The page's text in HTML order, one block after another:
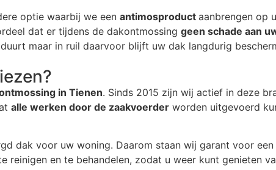
optie waarbij we een antimosproduct aanbrengen op
dat er tijdens de dakontmossing geen schade aan
maar in ruil daarvoor blijft uw dak langdurig
in Tienen. Sinds 2015 zijn wij actief in deze
alle werken door de zaakvoerder worden uitgevoerd
dak voor uw woning. Daarom staan wij garant voor
reinigen en te behandelen, zodat u weer kunt genieten